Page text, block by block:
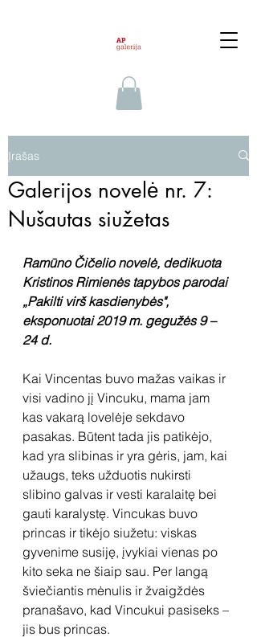
Įrašas
Galerijos novelė nr. 7:
Nušautas siužetas
Ramūno Čičelio novelė, dedikuota
Kristinos Rimienės tapybos parodai
„Pakilti virš kasdienybės",
eksponuotai 2019 m. gegužės 9 –
24 d.
Kai Vincentas buvo mažas vaikas ir
visi vadino jį Vincuku, mama jam
kas vakarą lovelėje sekdavo
pasakas. Būtent tada jis patikėjo,
kad yra slibinas ir yra gėris, jam, kai
užaugs, teks užduotis nukirsti
slibino galvas ir vesti karalaitę bei
gauti karalystę. Vincukas buvo
princas ir tikėjo siužetu: viskas
gyvenime susiję, įvykiai vienas po
kito seka ne šiaip sau. Per langą
šviečiantis mėnulis ir žvaigždės
pranašavo, kad Vincukui pasiseks –
jis bus princas.